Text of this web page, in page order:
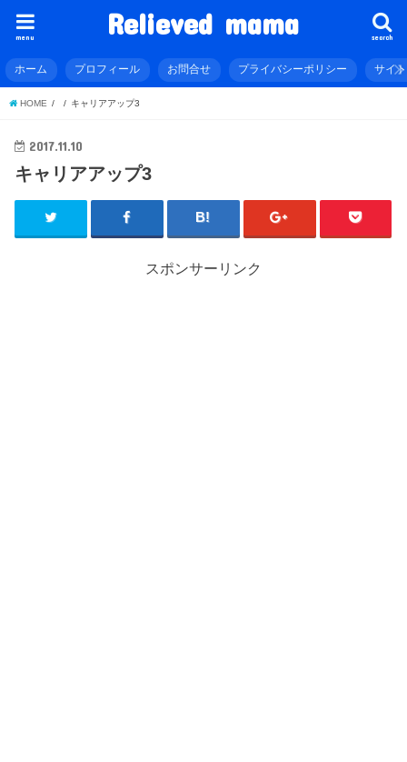
Relieved mama search
menu
ホーム プロフィール お問合せ プライバシーポリシー サイ
HOME キャリアアップ3
2017.11.10
キャリアアップ3
スポンサーリンク